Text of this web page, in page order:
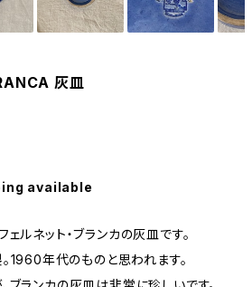
灰皿
available
ルネット・ブランカの灰皿です。
1960年代のものと思われます。